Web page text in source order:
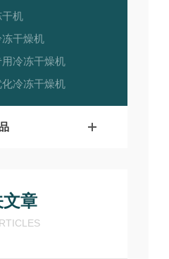
机
干燥机
冷冻干燥机
化冷冻干燥机
章